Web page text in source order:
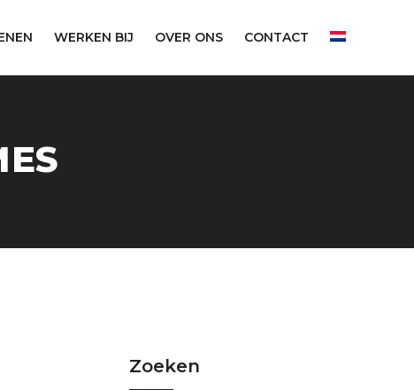
WERKEN BIJ OVER ONS CONTACT
Zoeken